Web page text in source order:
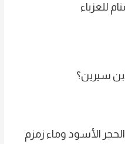
للعزباء
سيرين؟
الأسود وماء زمزم